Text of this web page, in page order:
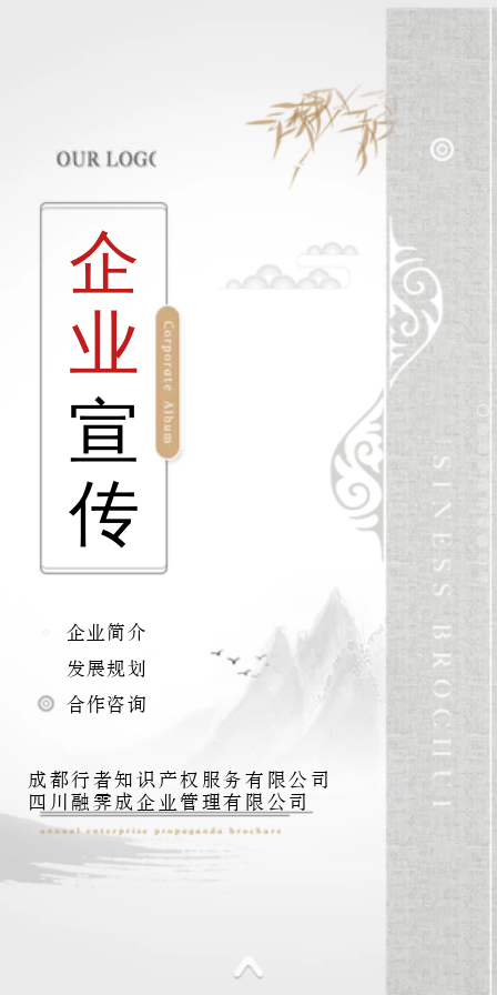
企业简介
发展规划
合作咨询
企
业
宣
传
成都行者知识产权服务有限公司
四川融霁成企业管理有限公司